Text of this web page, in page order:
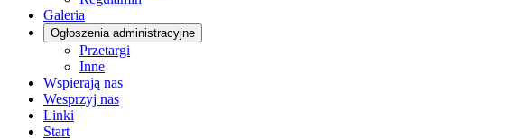
Galeria
Ogłoszenia administracyjne
Przetargi
Inne
Wspierają nas
Wesprzyj nas
Linki
Start